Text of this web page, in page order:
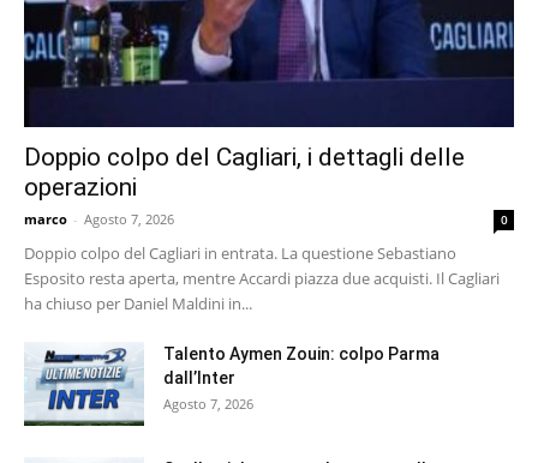
Doppio colpo del Cagliari, i dettagli delle
operazioni
marco - Agosto 7, 2026 0
Doppio colpo del Cagliari in entrata. La questione Sebastiano
Esposito resta aperta, mentre Accardi piazza due acquisti. Il Cagliari
ha chiuso per Daniel Maldini in...
Talento Aymen Zouin: colpo Parma
dall’Inter
Agosto 7, 2026